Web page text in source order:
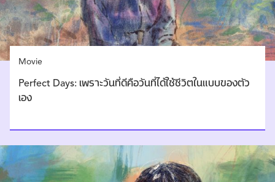
Movie
Perfect Days: เพราะวันที่ดีคือวันที่ได้ใช้ชีวิตในแบบของตัว
เอง